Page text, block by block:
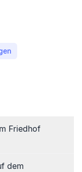
Friedhof
dem